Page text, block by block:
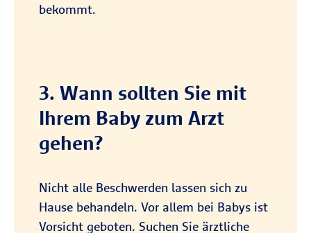
bekommt.
3. Wann sollten Sie mit
Ihrem Baby zum Arzt
gehen?
Nicht alle Beschwerden lassen sich zu
Hause behandeln. Vor allem bei Babys ist
Vorsicht geboten. Suchen Sie ärztliche